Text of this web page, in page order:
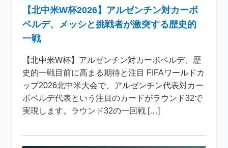
【北中米W杯2026】アルゼンチン対カーボ
ベルデ、メッシと挑戦者が激突する歴史的
一戦
【北中米W杯】アルゼンチン対カーボベルデ、歴
史的一戦目前に高まる期待と注目 FIFAワールドカ
ップ2026北中米大会で、アルゼンチン代表対カー
ボベルデ代表という注目のカードがラウンド32で
実現します。ラウンド32の一回戦 […]